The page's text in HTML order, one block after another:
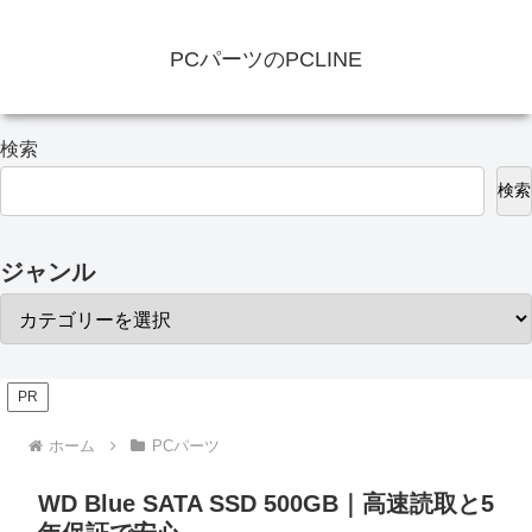
PCパーツのPCLINE
検索
検索
ジャンル
PR
ホーム PCパーツ
WD Blue SATA SSD 500GB｜高速読取と5